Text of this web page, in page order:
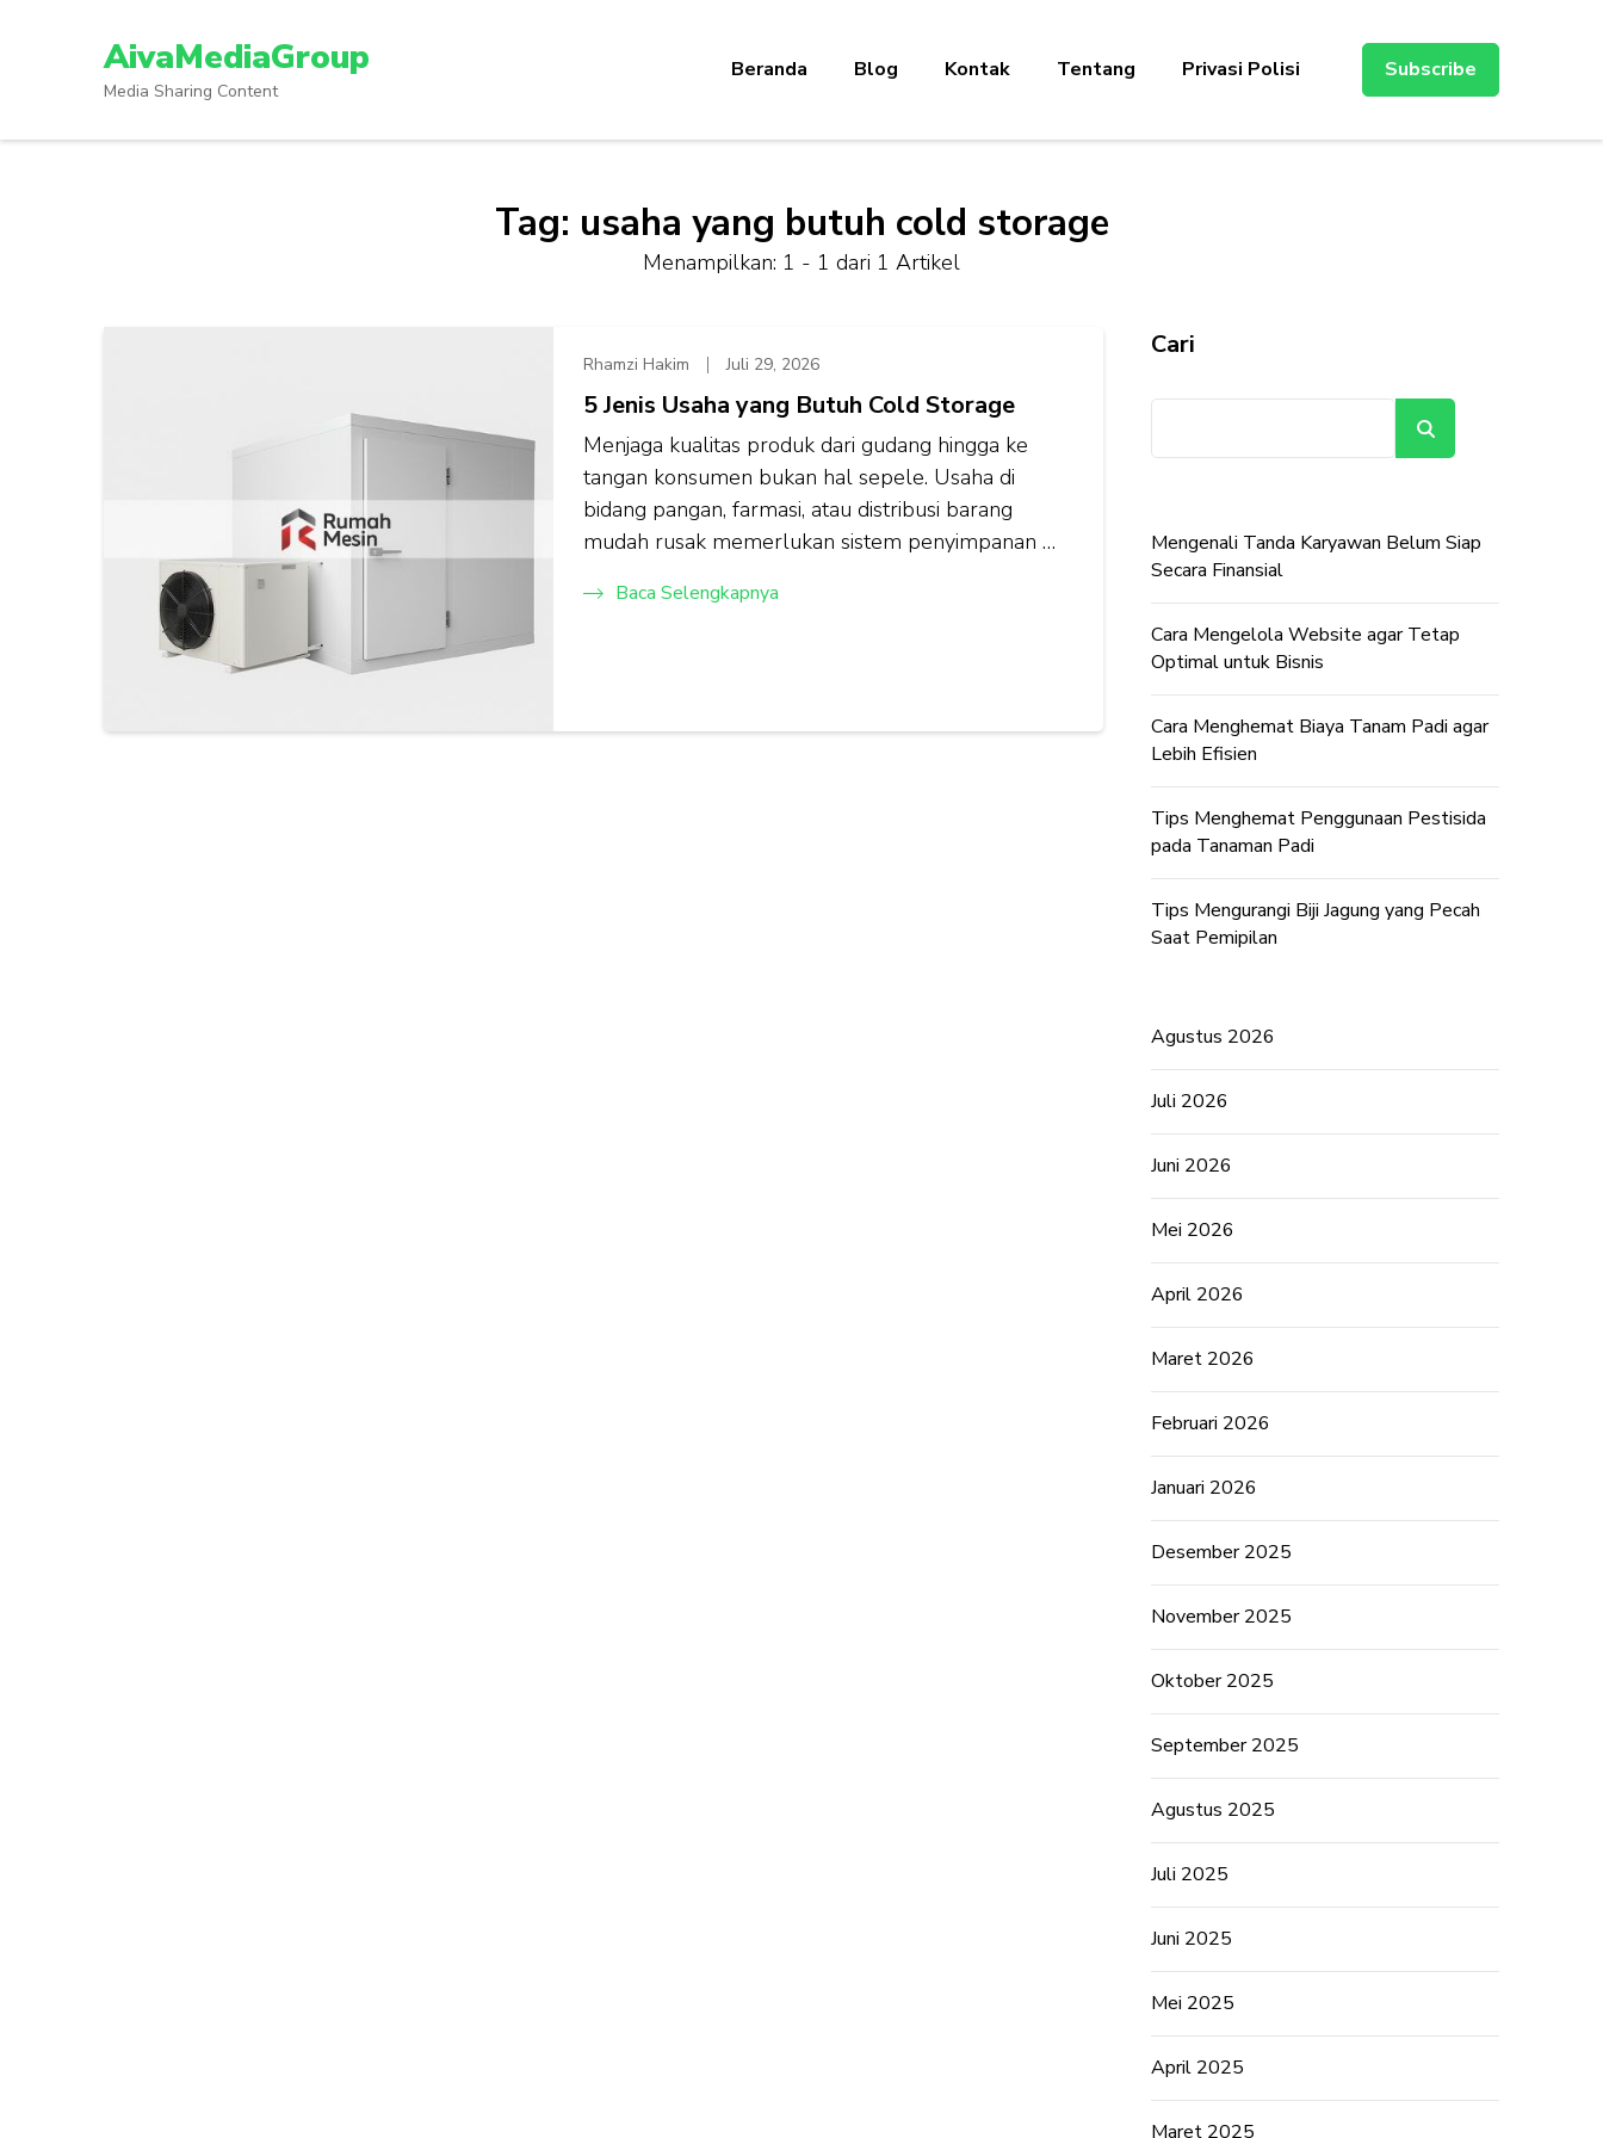
Enter)
AivaMediaGroup
Media Sharing Content
Beranda Blog Kontak Tentang Privasi Polisi Subscribe
Tag: usaha yang butuh cold storage
Menampilkan: 1 - 1 dari 1 Artikel
Rhamzi Hakim Juli 29, 2026
5 Jenis Usaha yang Butuh Cold Storage
Menjaga kualitas produk dari gudang hingga ke
tangan konsumen bukan hal sepele. Usaha di
bidang pangan, farmasi, atau distribusi barang
mudah rusak memerlukan sistem penyimpanan …
Baca Selengkapnya
Cari
Mengenali Tanda Karyawan Belum Siap
Secara Finansial
Cara Mengelola Website agar Tetap
Optimal untuk Bisnis
Cara Menghemat Biaya Tanam Padi agar
Lebih Efisien
Tips Menghemat Penggunaan Pestisida
pada Tanaman Padi
Tips Mengurangi Biji Jagung yang Pecah
Saat Pemipilan
Agustus 2026
Juli 2026
Juni 2026
Mei 2026
April 2026
Maret 2026
Februari 2026
Januari 2026
Desember 2025
November 2025
Oktober 2025
September 2025
Agustus 2025
Juli 2025
Juni 2025
Mei 2025
April 2025
Maret 2025